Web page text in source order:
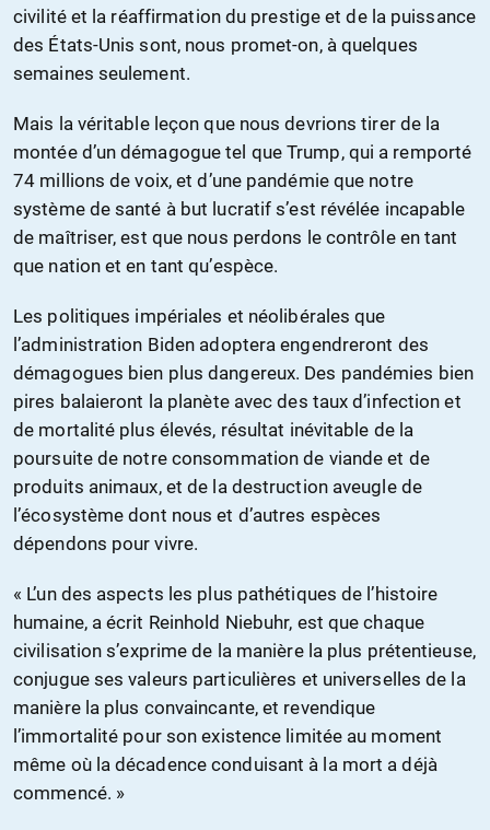
civilité et la réaffirmation du prestige et de la puissance
des États-Unis sont, nous promet-on, à quelques
semaines seulement.
Mais la véritable leçon que nous devrions tirer de la
montée d’un démagogue tel que Trump, qui a remporté
74 millions de voix, et d’une pandémie que notre
système de santé à but lucratif s’est révélée incapable
de maîtriser, est que nous perdons le contrôle en tant
que nation et en tant qu’espèce.
Les politiques impériales et néolibérales que
l’administration Biden adoptera engendreront des
démagogues bien plus dangereux. Des pandémies bien
pires balaieront la planète avec des taux d’infection et
de mortalité plus élevés, résultat inévitable de la
poursuite de notre consommation de viande et de
produits animaux, et de la destruction aveugle de
l’écosystème dont nous et d’autres espèces
dépendons pour vivre.
« L’un des aspects les plus pathétiques de l’histoire
humaine, a écrit Reinhold Niebuhr, est que chaque
civilisation s’exprime de la manière la plus prétentieuse,
conjugue ses valeurs particulières et universelles de la
manière la plus convaincante, et revendique
l’immortalité pour son existence limitée au moment
même où la décadence conduisant à la mort a déjà
commencé. »